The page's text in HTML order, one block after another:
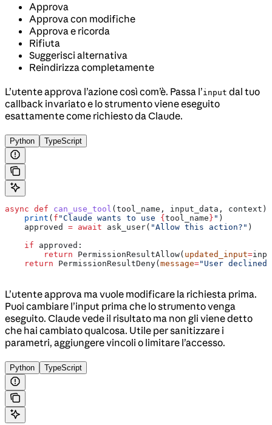
Approva
Approva con modifiche
Approva e ricorda
Rifiuta
Suggerisci alternativa
Reindirizza completamente
L’utente approva l’azione così com’è. Passa l’input dal tuo
callback invariato e lo strumento viene eseguito
esattamente come richiesto da Claude.
Python TypeScript
async def can_use_tool ( tool_name , input_data , context ):
    print
( f "Claude wants to use { tool_name } " )
    approved
= await ask_user( "Allow this action?" )
    if
approved:
        return
PermissionResultAllow( updated_input=
    return
PermissionResultDeny( message="User declined"
L’utente approva ma vuole modificare la richiesta prima.
Puoi cambiare l’input prima che lo strumento venga
eseguito. Claude vede il risultato ma non gli viene detto
che hai cambiato qualcosa. Utile per sanitizzare i
parametri, aggiungere vincoli o limitare l’accesso.
Python TypeScript